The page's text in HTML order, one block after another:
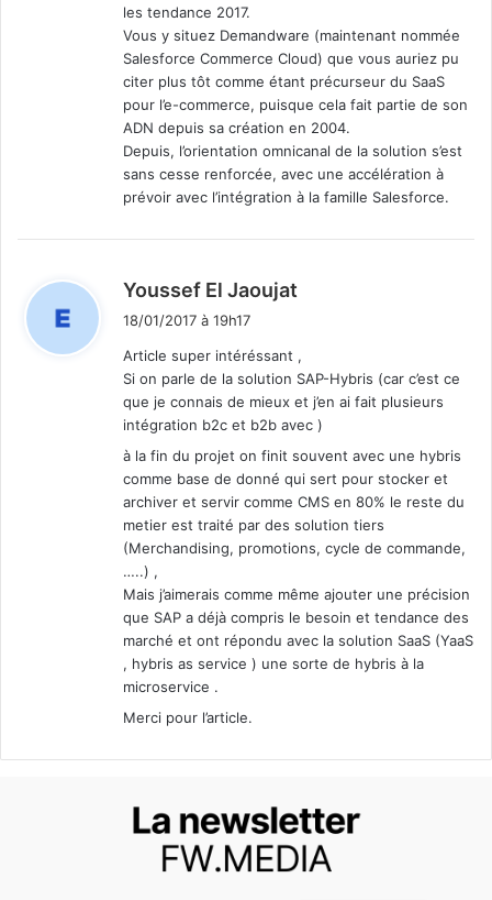
:
les tendance 2017.
Vous y situez Demandware (maintenant nommée
Salesforce Commerce Cloud) que vous auriez pu
citer plus tôt comme étant précurseur du SaaS
pour l’e-commerce, puisque cela fait partie de son
ADN depuis sa création en 2004.
Depuis, l’orientation omnicanal de la solution s’est
sans cesse renforcée, avec une accélération à
prévoir avec l’intégration à la famille Salesforce.
Youssef El Jaoujat
:
18/01/2017 à 19h17
Article super intéréssant ,
Si on parle de la solution SAP-Hybris (car c’est ce
que je connais de mieux et j’en ai fait plusieurs
intégration b2c et b2b avec )
à la fin du projet on finit souvent avec une hybris
comme base de donné qui sert pour stocker et
archiver et servir comme CMS en 80% le reste du
metier est traité par des solution tiers
(Merchandising, promotions, cycle de commande,
…..) ,
Mais j’aimerais comme même ajouter une précision
que SAP a déjà compris le besoin et tendance des
marché et ont répondu avec la solution SaaS (YaaS
, hybris as service ) une sorte de hybris à la
microservice .
Merci pour l’article.